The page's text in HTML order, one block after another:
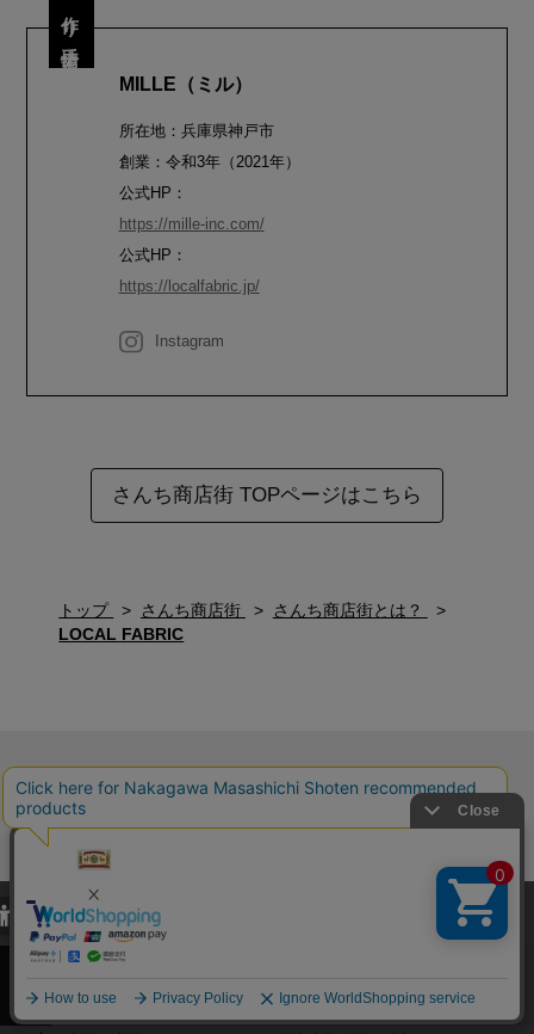
作り手情報
MILLE（ミル）
所在地：兵庫県神戸市
創業：令和3年（2021年）
公式HP：
https://mille-inc.com/
公式HP：
https://localfabric.jp/
Instagram
さんち商店街 TOPページはこちら
トップ さんち商店街
さんち商店街とは？
LOCAL FABRIC
LINE
ご利用ガイド
当サイトでは、当サイト内における閲覧履歴・属性情報などの取得およ
び利便性向上のためにクッキー（Cookie）を使用いたします。詳細に
関しては「プライバシーポリシー
承諾する